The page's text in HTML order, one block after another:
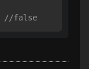
//false